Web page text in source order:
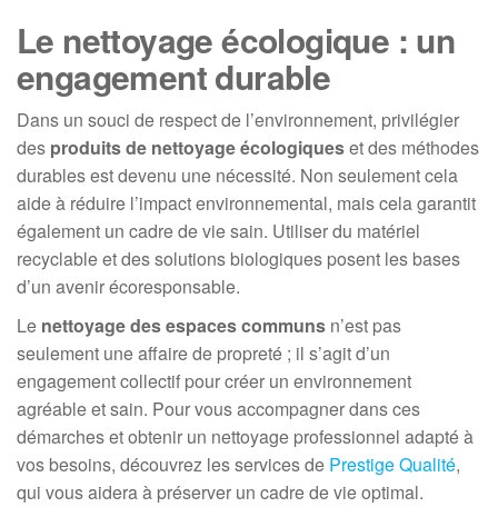
Le nettoyage écologique : un
engagement durable
Dans un souci de respect de l’environnement, privilégier
des produits de nettoyage écologiqueset des méthodes
durables est devenu une nécessité. Non seulement cela
aide à réduire l’impact environnemental, mais cela garantit
également un cadre de vie sain. Utiliser du matériel
recyclable et des solutions biologiques posent les bases
d’un avenir écoresponsable.
Le nettoyage des espaces communs n’est pas
seulement une affaire de propreté ; il s’agit d’un
engagement collectif pour créer un environnement
agréable et sain. Pour vous accompagner dans ces
démarches et obtenir un nettoyage professionnel adapté à
vos besoins, découvrez les services de Prestige Qualité,
qui vous aidera à préserver un cadre de vie optimal.